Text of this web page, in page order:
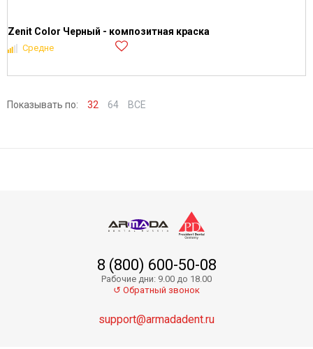
Zenit Color Черный - композитная краска
Средне
Показывать по: 32 64 ВСЕ
8 (800) 600-50-08
Рабочие дни: 9.00 до 18.00
↺ Обратный звонок
support@armadadent.ru